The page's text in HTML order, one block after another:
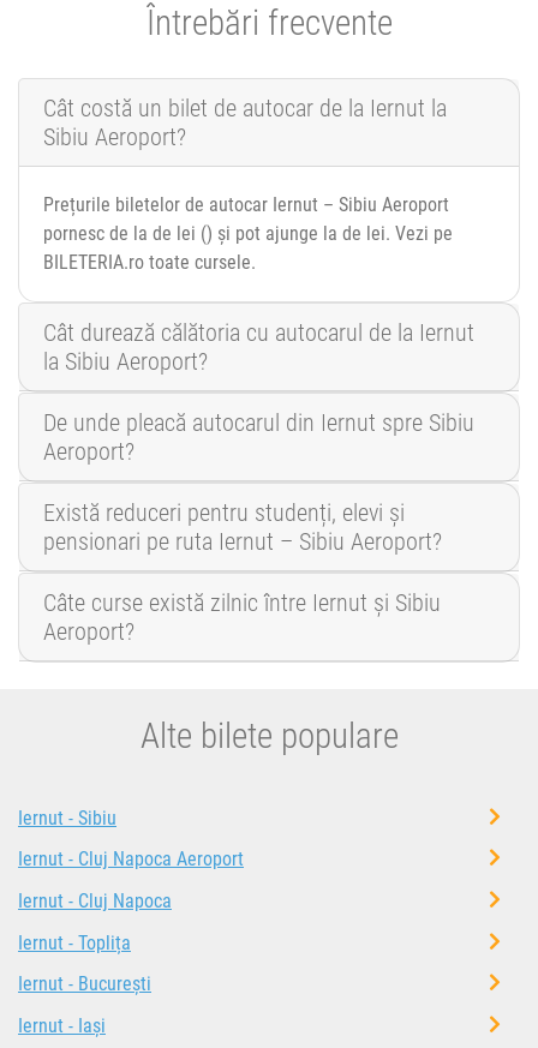
Întrebări frecvente
Cât costă un bilet de autocar de la Iernut la
Sibiu Aeroport?
Prețurile biletelor de autocar Iernut – Sibiu Aeroport
pornesc de la de lei () și pot ajunge la de lei. Vezi pe
BILETERIA.ro toate cursele.
Cât durează călătoria cu autocarul de la Iernut
la Sibiu Aeroport?
De unde pleacă autocarul din Iernut spre Sibiu
Aeroport?
Există reduceri pentru studenți, elevi și
pensionari pe ruta Iernut – Sibiu Aeroport?
Câte curse există zilnic între Iernut și Sibiu
Aeroport?
Alte bilete populare
Iernut - Sibiu
Iernut - Cluj Napoca Aeroport
Iernut - Cluj Napoca
Iernut - Toplița
Iernut - București
Iernut - Iași